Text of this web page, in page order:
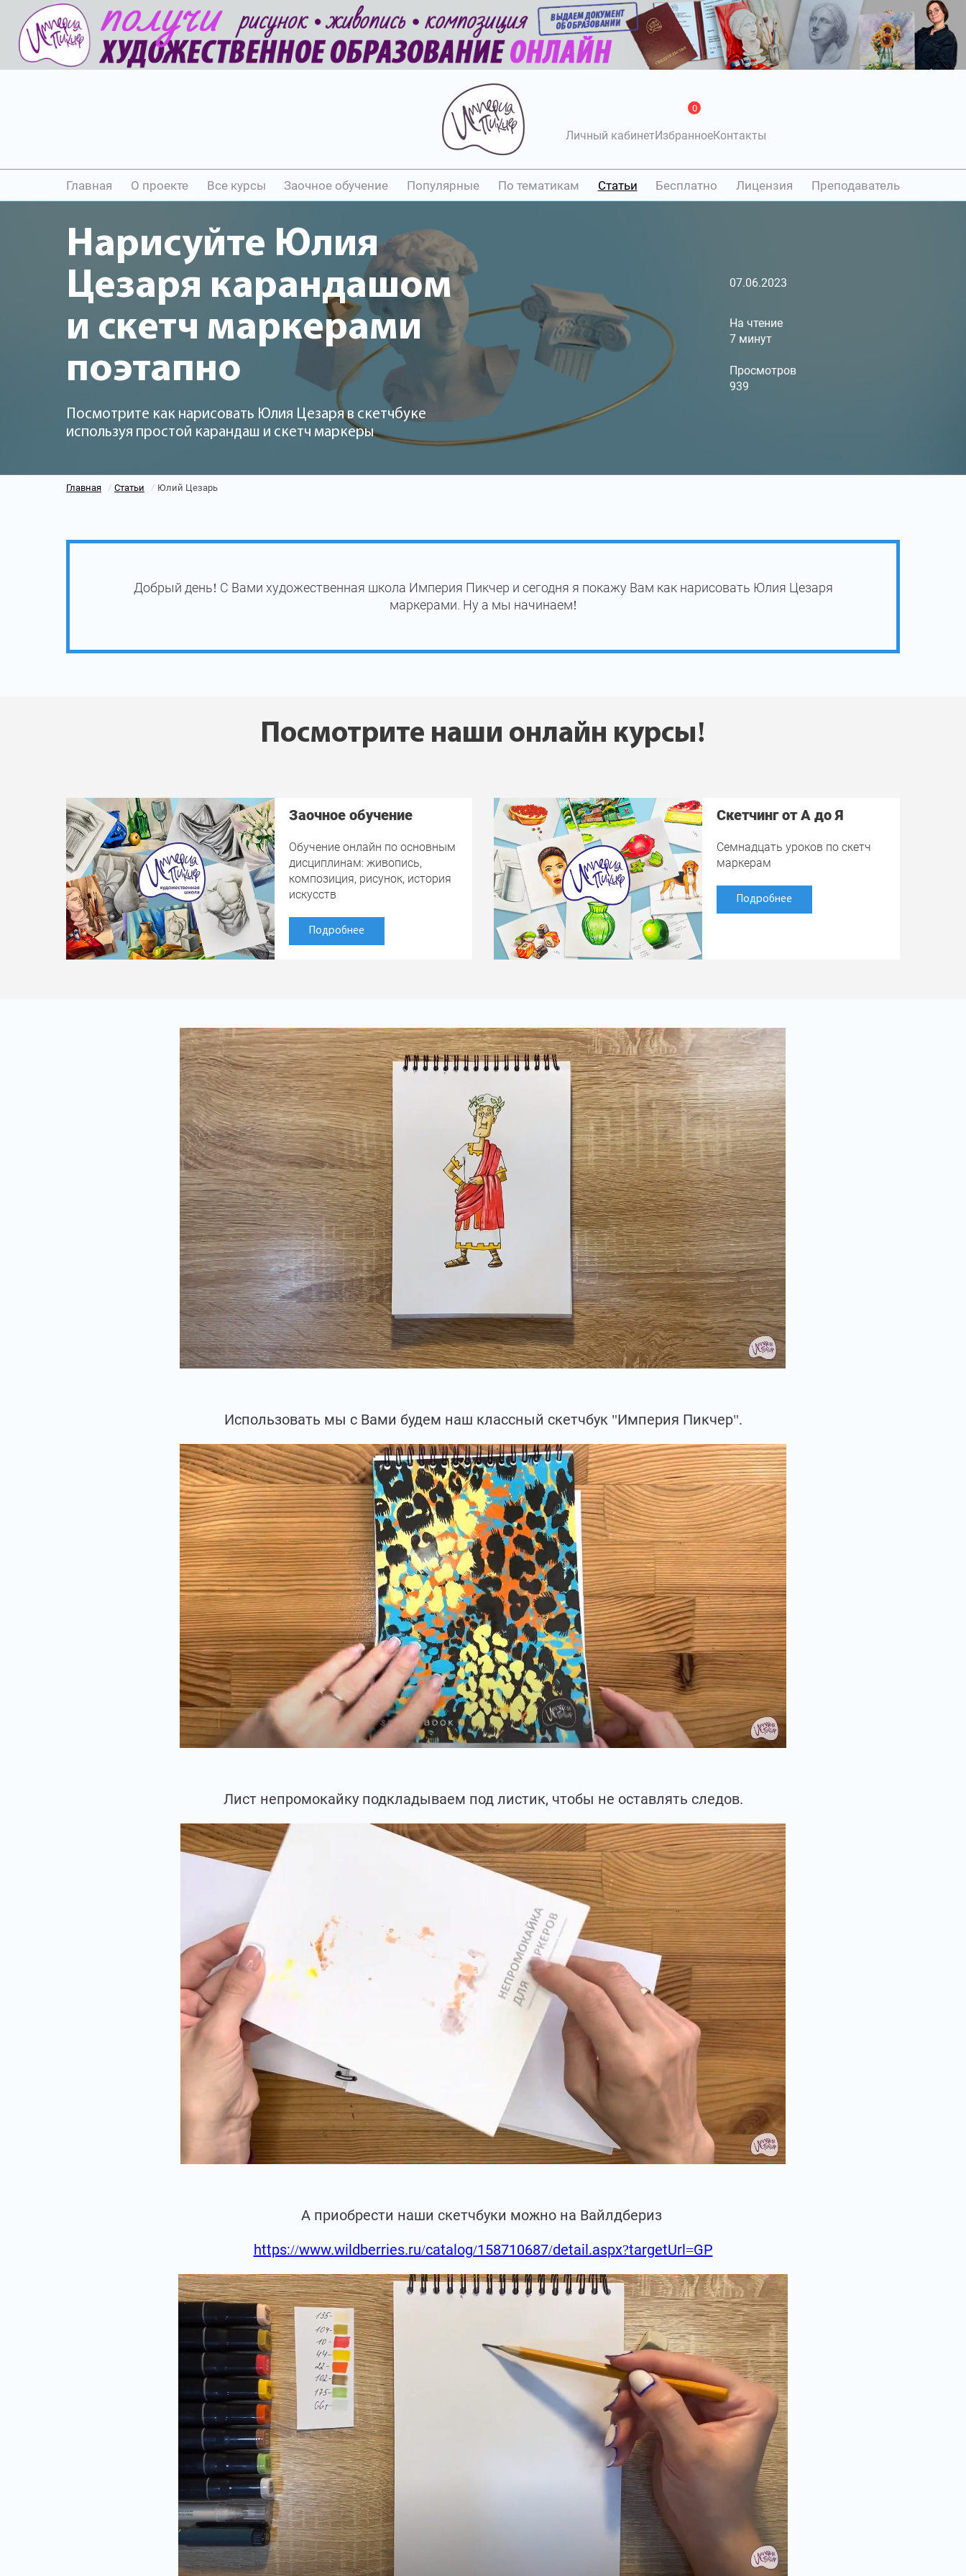
Личный кабинетИзбранное
0
Контакты
Главная О проекте Все курсы Заочное обучение Популярные По тематикам Статьи Бесплатно Лицензия Преподаватель
Нарисуйте Юлия
Цезаря карандашом
и скетч маркерами
поэтапно
Посмотрите как нарисовать Юлия Цезаря в скетчбуке
используя простой карандаш и скетч маркеры
07.06.2023
На чтение
7 минут
Просмотров
939
Главная / Статьи / Юлий Цезарь
Добрый день! С Вами художественная школа Империя Пикчер и сегодня я покажу Вам как нарисовать Юлия Цезаря
маркерами. Ну а мы начинаем!
Посмотрите наши онлайн курсы!
Заочное обучение
Обучение онлайн по основным
дисциплинам: живопись,
композиция, рисунок, история
искусств
Подробнее
Скетчинг от А до Я
Семнадцать уроков по скетч
маркерам
Подробнее
Использовать мы с Вами будем наш классный скетчбук "Империя Пикчер".
Лист непромокайку подкладываем под листик, чтобы не оставлять следов.
А приобрести наши скетчбуки можно на Вайлдбериз
https://www.wildberries.ru/catalog/158710687/detail.aspx?targetUrl=GP